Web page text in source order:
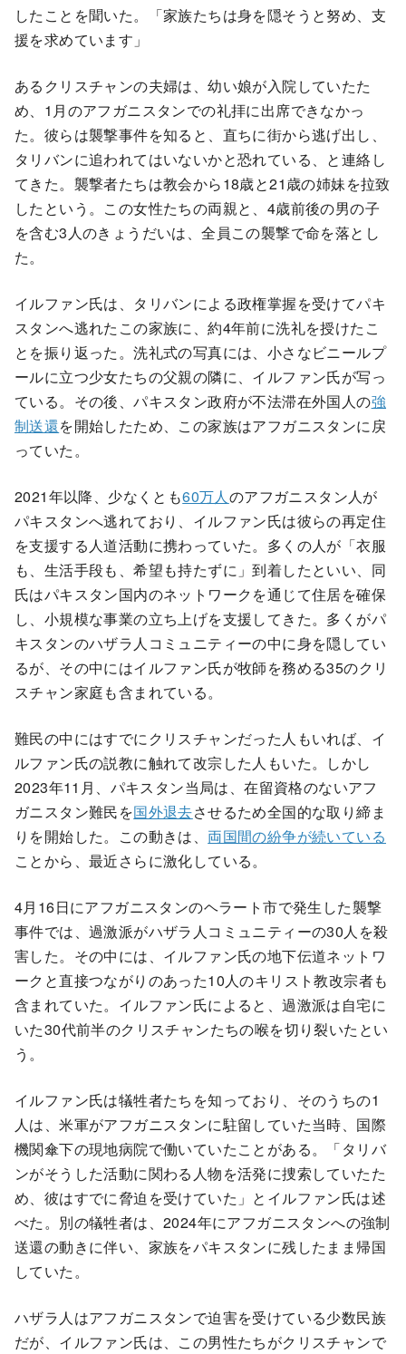
したことを聞いた。「家族たちは身を隠そうと努め、支
援を求めています」
あるクリスチャンの夫婦は、幼い娘が入院していたた
め、1月のアフガニスタンでの礼拝に出席できなかっ
た。彼らは襲撃事件を知ると、直ちに街から逃げ出し、
タリバンに追われてはいないかと恐れている、と連絡し
てきた。襲撃者たちは教会から18歳と21歳の姉妹を拉致
したという。この女性たちの両親と、4歳前後の男の子
を含む3人のきょうだいは、全員この襲撃で命を落とし
た。
イルファン氏は、タリバンによる政権掌握を受けてパキ
スタンへ逃れたこの家族に、約4年前に洗礼を授けたこ
とを振り返った。洗礼式の写真には、小さなビニールプ
ールに立つ少女たちの父親の隣に、イルファン氏が写っ
ている。その後、パキスタン政府が不法滞在外国人の強
制送還を開始したため、この家族はアフガニスタンに戻
っていた。
2021年以降、少なくとも60万人のアフガニスタン人が
パキスタンへ逃れており、イルファン氏は彼らの再定住
を支援する人道活動に携わっていた。多くの人が「衣服
も、生活手段も、希望も持たずに」到着したといい、同
氏はパキスタン国内のネットワークを通じて住居を確保
し、小規模な事業の立ち上げを支援してきた。多くがパ
キスタンのハザラ人コミュニティーの中に身を隠してい
るが、その中にはイルファン氏が牧師を務める35のクリ
スチャン家庭も含まれている。
難民の中にはすでにクリスチャンだった人もいれば、イ
ルファン氏の説教に触れて改宗した人もいた。しかし
2023年11月、パキスタン当局は、在留資格のないアフ
ガニスタン難民を国外退去させるため全国的な取り締ま
りを開始した。この動きは、 両国間の紛争が続いている
ことから、最近さらに激化している。
4月16日にアフガニスタンのヘラート市で発生した襲撃
事件では、過激派がハザラ人コミュニティーの30人を殺
害した。その中には、イルファン氏の地下伝道ネットワ
ークと直接つながりのあった10人のキリスト教改宗者も
含まれていた。イルファン氏によると、過激派は自宅に
いた30代前半のクリスチャンたちの喉を切り裂いたとい
う。
イルファン氏は犠牲者たちを知っており、そのうちの1
人は、米軍がアフガニスタンに駐留していた当時、国際
機関傘下の現地病院で働いていたことがある。「タリバ
ンがそうした活動に関わる人物を活発に捜索していたた
め、彼はすでに脅迫を受けていた」とイルファン氏は述
べた。別の犠牲者は、2024年にアフガニスタンへの強制
送還の動きに伴い、家族をパキスタンに残したまま帰国
していた。
ハザラ人はアフガニスタンで迫害を受けている少数民族
だが、イルファン氏は、この男性たちがクリスチャンで